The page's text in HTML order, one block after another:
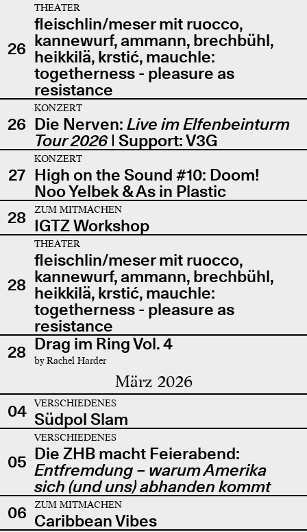
26
THEATER
fleischlin/meser mit ruocco,
kannewurf, ammann, brechbühl,
heikkilä, krstić, mauchle:
togetherness - pleasure as
resistance
26
KONZERT
Die Nerven: Live im Elfenbeinturm
Tour 2026| Support: V3G
27
KONZERT
High on the Sound #10: Doom!
Noo Yelbek & As in Plastic
28
ZUM MITMACHEN
IGTZ Workshop
28
THEATER
fleischlin/meser mit ruocco,
kannewurf, ammann, brechbühl,
heikkilä, krstić, mauchle:
togetherness - pleasure as
resistance
28 Drag im Ring Vol. 4
by Rachel Harder
März 2026
04 VERSCHIEDENES
Südpol Slam
05
VERSCHIEDENES
Die ZHB macht Feierabend:
Entfremdung – warum Amerika
sich (und uns) abhanden kommt
06
ZUM MITMACHEN
Caribbean Vibes